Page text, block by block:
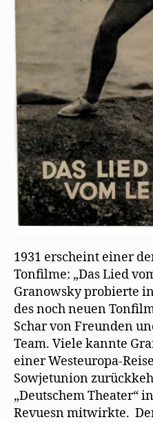
1931 erscheint einer
Tonfilme: „Das Lied
Granowsky probierte
des noch neuen
Schar von Freunden
Team. Viele kannte
einer Westeuropa-
Sowjetunion
„Deutschem Theater“
Revuesn mitwirkte.